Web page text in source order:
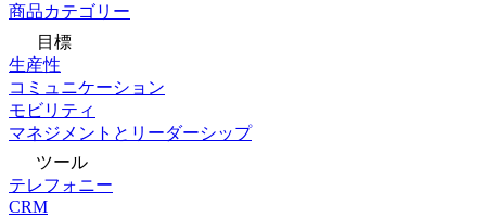
商品カテゴリー
目標
生産性
コミュニケーション
モビリティ
マネジメントとリーダーシップ
ツール
テレフォニー
CRM